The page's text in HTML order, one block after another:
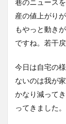
産の値上がり
もやっと動き
ですね。若干
今日は自宅の
ないのは我が
かなり減って
ってきました。